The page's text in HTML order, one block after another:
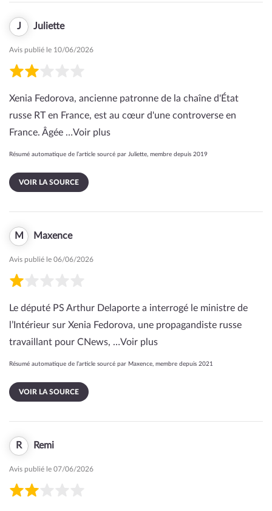
J Juliette
Avis publié le 10/06/2026
Xenia Fedorova, ancienne patronne de la chaîne d'État
russe RT en France, est au cœur d'une controverse en
France. Âgée …Voir plus
Résumé automatique de l’article sourcé par Juliette, membre depuis 2019
VOIR LA SOURCE
M Maxence
Avis publié le 06/06/2026
Le député PS Arthur Delaporte a interrogé le ministre de
l’Intérieur sur Xenia Fedorova, une propagandiste russe
travaillant pour CNews, …Voir plus
Résumé automatique de l’article sourcé par Maxence, membre depuis 2021
VOIR LA SOURCE
R Remi
Avis publié le 07/06/2026